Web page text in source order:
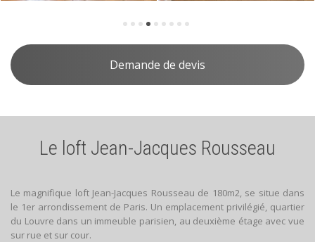
Demande de devis
Le loft Jean-Jacques Rousseau
Le magnifique loft Jean-Jacques Rousseau de 180m2, se situe dans
le 1er arrondissement de Paris. Un emplacement privilégié, quartier
du Louvre dans un immeuble parisien, au deuxième étage avec vue
sur rue et sur cour.